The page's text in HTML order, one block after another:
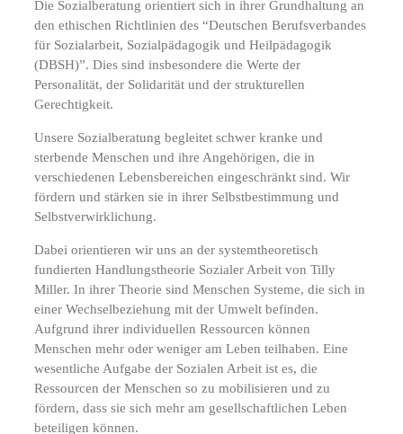
Die Sozialberatung orientiert sich in ihrer Grundhaltung an
den ethischen Richtlinien des “Deutschen Berufsverbandes
für Sozialarbeit, Sozialpädagogik und Heilpädagogik
(DBSH)”. Dies sind insbesondere die Werte der
Personalität, der Solidarität und der strukturellen
Gerechtigkeit.
Unsere Sozialberatung begleitet schwer kranke und
sterbende Menschen und ihre Angehörigen, die in
verschiedenen Lebensbereichen eingeschränkt sind. Wir
fördern und stärken sie in ihrer Selbstbestimmung und
Selbstverwirklichung.
Dabei orientieren wir uns an der systemtheoretisch
fundierten Handlungstheorie Sozialer Arbeit von Tilly
Miller. In ihrer Theorie sind Menschen Systeme, die sich in
einer Wechselbeziehung mit der Umwelt befinden.
Aufgrund ihrer individuellen Ressourcen können
Menschen mehr oder weniger am Leben teilhaben. Eine
wesentliche Aufgabe der Sozialen Arbeit ist es, die
Ressourcen der Menschen so zu mobilisieren und zu
fördern, dass sie sich mehr am gesellschaftlichen Leben
beteiligen können.